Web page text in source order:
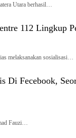
Utara berhasil…
112 Lingkup
melaksanakan sosialisasi…
Di Fecebook,
Fauzi…